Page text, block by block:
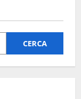
CERCA